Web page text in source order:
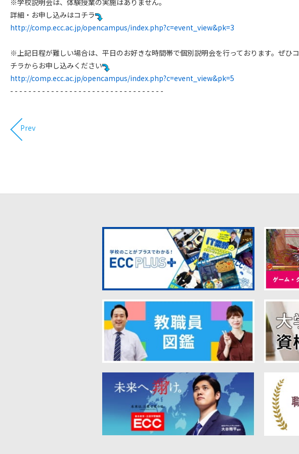
※学校説明会は、体験授業の実施はありません。
詳細・お申し込みはコチラ
http://comp.ecc.ac.jp/opencampus/index.php?c=event_view&pk=3​
※上記日程が難しい場合は、平日のお好きな時間帯で個別説明会を行っております。ぜひコ
チラからお申し込みください
http://comp.ecc.ac.jp/opencampus/index.php?c=event_view&pk=5​
​- - - - - - - - - - - - - - - - - - - - - - - - - - - - - - - - - -
Prev